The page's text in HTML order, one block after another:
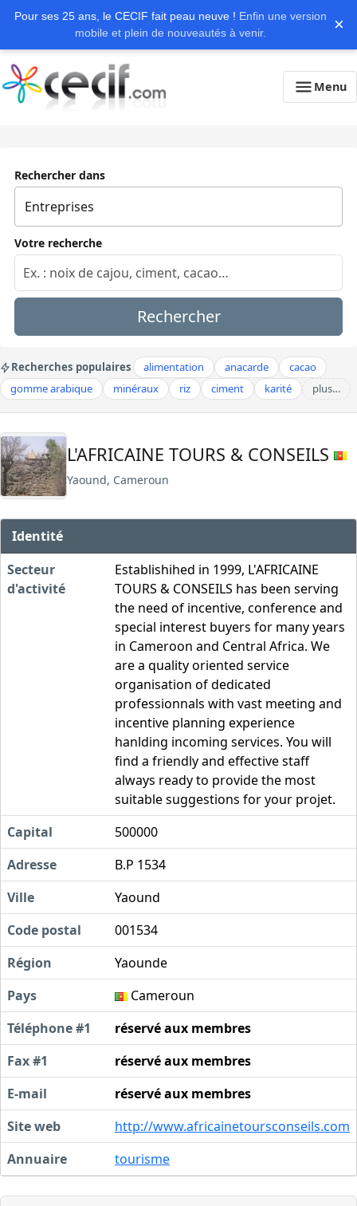
Pour ses 25 ans, le CECIF fait peau neuve ! Enfin une version
mobile et plein de nouveautés à venir.
×
Menu
Rechercher dans
Votre recherche
Rechercher
Recherches populaires alimentation anacarde
cacao
gomme arabique
minéraux riz ciment karité plus…
L'AFRICAINE TOURS & CONSEILS
Yaound, Cameroun
Identité
Secteur
d'activité
Establishihed in 1999, L'AFRICAINE
TOURS & CONSEILS has been serving
the need of incentive, conference and
special interest buyers for many years
in Cameroon and Central Africa. We
are a quality oriented service
organisation of dedicated
professionnals with vast meeting and
incentive planning experience
hanlding incoming services. You will
find a friendly and effective staff
always ready to provide the most
suitable suggestions for your projet.
Capital
500000
Adresse
B.P 1534
Ville
Yaound
Code postal
001534
Région
Yaounde
Pays
Cameroun
Téléphone #1
réservé aux membres
Fax #1
réservé aux membres
E-mail
réservé aux membres
Site web
http://www.africainetoursconseils.com
Annuaire
tourisme